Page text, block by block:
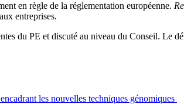
en règle de la réglementation européenne.
entreprises.
du PE et discuté au niveau du Conseil. Le
les nouvelles techniques génomiques